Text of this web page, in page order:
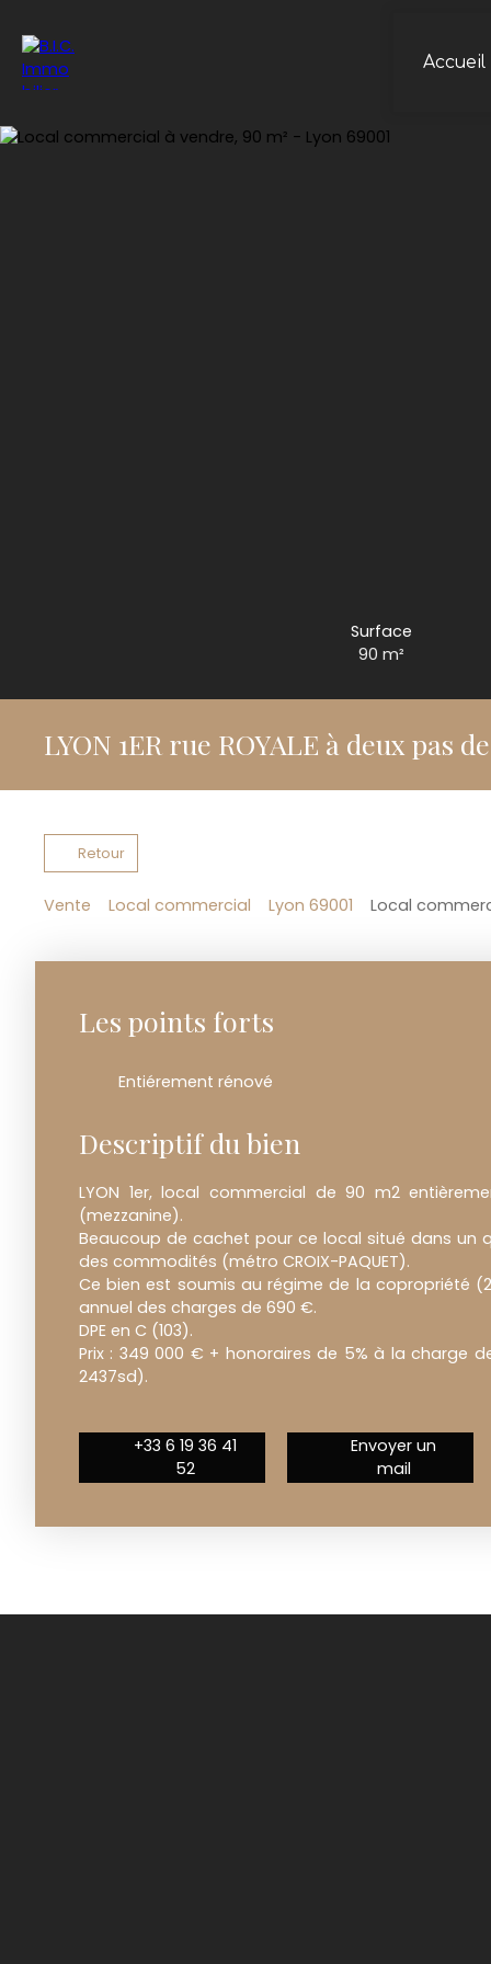
Accueil
Surface
90m²
LYON 1ER rue ROYALE à deux pas
Retour
Vente Local commercial Lyon 69001 Local
Les points forts
Entiérement rénové
Descriptif du bien
LYON 1er, local commercial de 90 m2
(mezzanine).
Beaucoup de cachet pour ce local situé dans un
des commodités (métro CROIX-PAQUET).
Ce bien est soumis au régime de la copropriété
annuel des charges de 690 €.
DPE en C (103).
Prix : 349 000 € + honoraires de 5% à la charge
2437sd).
+33 6 19 36 41
52
Envoyer un
mail